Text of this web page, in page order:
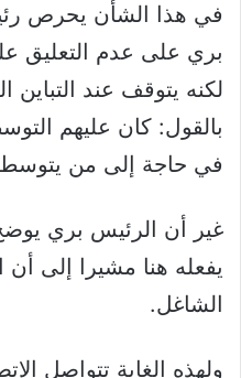
في هذا الشأن يحرص
بري على عدم التعليق
لكنه يتوقف عند التباين
بالقول: كان عليهم
في حاجة إلى من يتوسط
غير أن الرئيس بري يوضح
يفعله هنا مشيرا إلى
الشاغل.
ولهذه الغاية تتواصل